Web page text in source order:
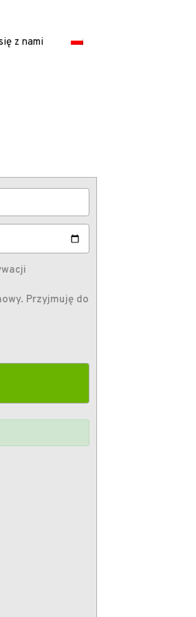
z nami
Przyjmuję do